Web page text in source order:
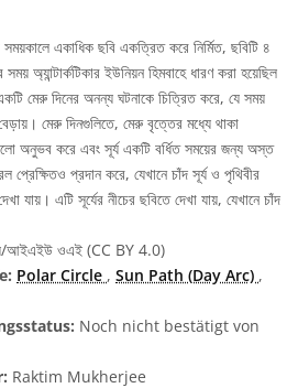
একাধিক ছবি একত্রিত করে নির্মিত, ছবিটি ৪
অ্যান্টার্কটিকার ইউনিয়ন হিমবাহে ধারণ করা হয়েছিল
মেরু দিনের অনন্য ঘটনাকে চিত্রিত করে, যে সময়
মেরু দিনগুলিতে, মেরু বৃত্তের মধ্যে থাকা
অনুভব করে এবং সূর্য একটি বর্ধিত সময়ের জন্য অস্ত
প্রেক্ষিতও প্রদান করে, যেখানে চাঁদ সূর্য ও পৃথিবীর
যায়। এটি সূর্যের নীচের ছবিতে দেখা যায়, যেখানে চাঁদ
আইএইউ ওএই (CC BY 4.0)
Polar Circle , Sun Path (Day Arc) ,
Noch nicht bestätigt von
Raktim Mukherjee